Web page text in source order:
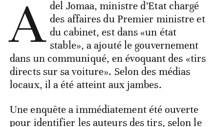
A del Jomaa, ministre d’Etat chargé
des affaires du Premier ministre et
du cabinet, est dans «un état
stable», a ajouté le gouvernement
dans un communiqué, en évoquant des «tirs
directs sur sa voiture». Selon des médias
locaux, il a été atteint aux jambes.
Une enquête a immédiatement été ouverte
pour identifier les auteurs des tirs, selon le